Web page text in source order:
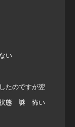
い
たのですが翌
状態 謎 怖い